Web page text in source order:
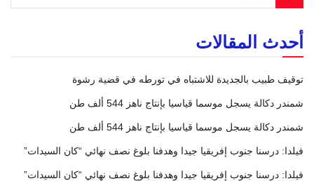
أحدث المقالات
توقيف طبيب بالجديدة للاشتباه في تورطه في قضية رشوة
شمندر دكالة يسجل موسما قياسيا بإنتاج ناهز 544 ألف طن
شمندر دكالة يسجل موسما قياسيا بإنتاج ناهز 544 ألف طن
فيلدا: درسنا جنوب إفريقيا جيدا وهدفنا بلوغ نصف نهائي “كان السيدات”
فيلدا: درسنا جنوب إفريقيا جيدا وهدفنا بلوغ نصف نهائي “كان السيدات”